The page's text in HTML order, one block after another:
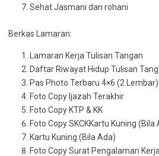
Sehat Jasmani dan rohani
Berkas Lamaran:
Lamaran Kerja Tulisan Tangan
Daftar Riwayat Hidup Tulisan
Pas Photo Terbaru 4×6 (2 Lembar)
Foto Copy Ijazah Terakhir
Foto Copy KTP & KK
Foto Copy SKCKKartu Kuning (Bila
Kartu Kuning (Bila Ada)
Foto Copy Surat Pengalaman